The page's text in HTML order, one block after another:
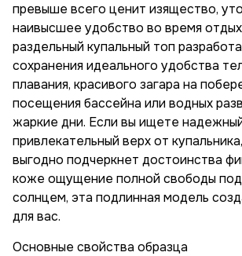
превыше всего ценит изящество,
наивысшее удобство во время
раздельный купальный топ
сохранения идеального удобства
плавания, красивого загара на
посещения бассейна или водных
жаркие дни. Если вы ищете
привлекательный верх от
выгодно подчеркнет достоинства
коже ощущение полной свободы
солнцем, эта подлинная модель
для вас.
Основные свойства образца